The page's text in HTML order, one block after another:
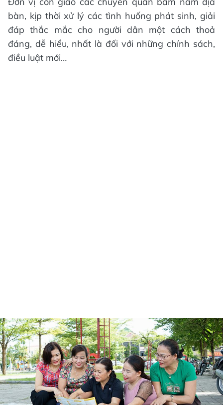
bàn, kịp thời xử lý các tình huống phát sinh, giải
đáp thắc mắc cho người dân một cách thoả
đáng, dễ hiểu, nhất là đối với những chính sách,
điều luật mới…